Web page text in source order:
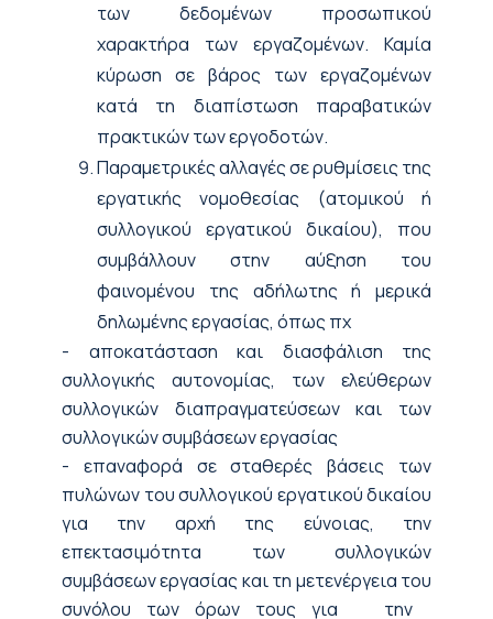
των δεδομένων προσωπικού
χαρακτήρα των εργαζομένων. Καμία
κύρωση σε βάρος των εργαζομένων
κατά τη διαπίστωση παραβατικών
πρακτικών των εργοδοτών.
Παραμετρικές αλλαγές σε ρυθμίσεις της
εργατικής νομοθεσίας (ατομικού ή
συλλογικού εργατικού δικαίου), που
συμβάλλουν στην αύξηση του
φαινομένου της αδήλωτης ή μερικά
δηλωμένης εργασίας, όπως πχ
- αποκατάσταση και διασφάλιση της
συλλογικής αυτονομίας, των ελεύθερων
συλλογικών διαπραγματεύσεων και των
συλλογικών συμβάσεων εργασίας
- επαναφορά σε σταθερές βάσεις των
πυλώνων του συλλογικού εργατικού δικαίου
για την αρχή της εύνοιας, την
επεκτασιμότητα των συλλογικών
συμβάσεων εργασίας και τη μετενέργεια του
συνόλου των όρων τους για την